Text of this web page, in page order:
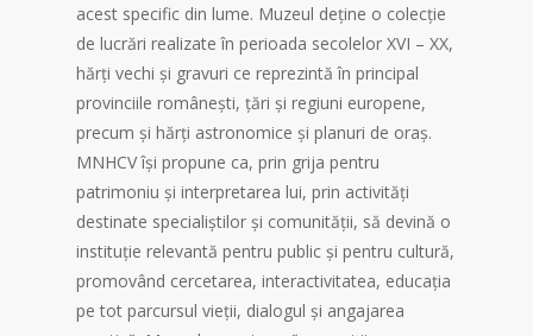
acest specific din lume. Muzeul deține o colecţie
de lucrări realizate în perioada secolelor XVI – XX,
hărţi vechi şi gravuri ce reprezintă în principal
provinciile româneşti, țări şi regiuni europene,
precum şi hărţi astronomice și planuri de oraș.
MNHCV își propune ca, prin grija pentru
patrimoniu și interpretarea lui, prin activități
destinate specialiștilor și comunităţii, să devină o
instituție relevantă pentru public și pentru cultură,
promovând cercetarea, interactivitatea, educația
pe tot parcursul vieții, dialogul şi angajarea